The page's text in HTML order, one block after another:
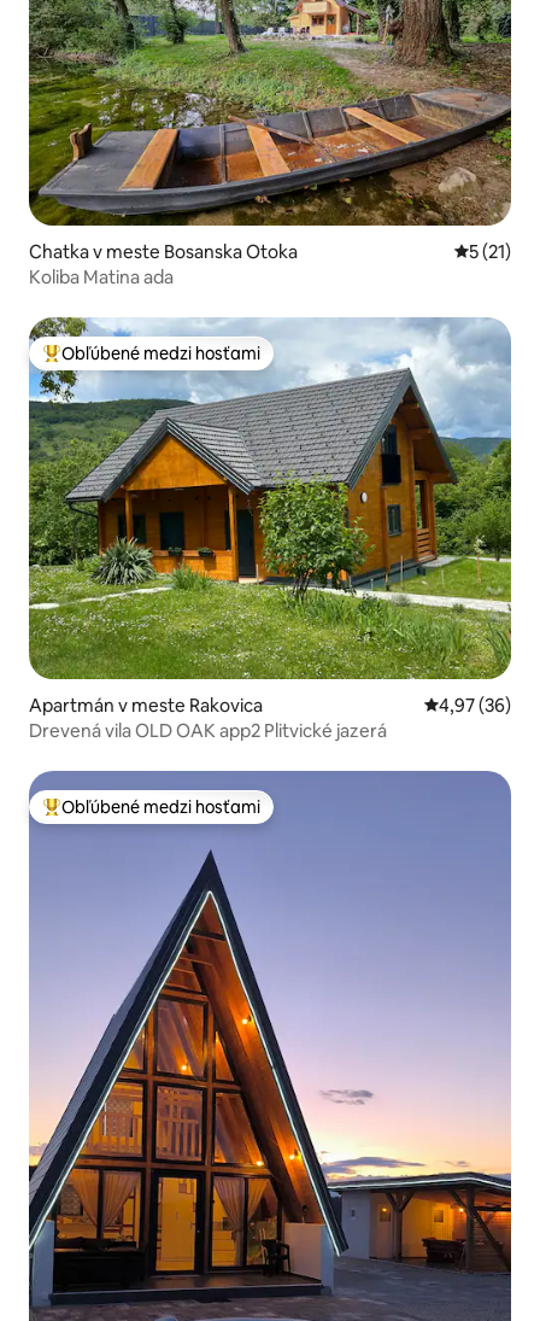
Chatka v meste Bosanska Otoka
5 (21)
Koliba Matina ada
Najobľúbenejšie medzi hosťami
Obľúbené medzi hosťami
Apartmán v meste Rakovica Priemerné
4,97 (36)
Drevená vila OLD OAK app2 Plitvické jazerá
Najobľúbenejšie medzi hosťami
Obľúbené medzi hosťami